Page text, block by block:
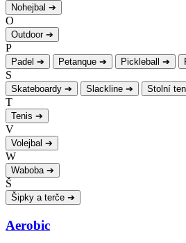
Nohejbal ➔
O
Outdoor ➔
P
Padel ➔ Petanque ➔ Pickleball ➔
S
Skateboardy ➔ Slackline ➔ Stolní
T
Tenis ➔
V
Volejbal ➔
W
Waboba ➔
Š
Šipky a terče ➔
Aerobic